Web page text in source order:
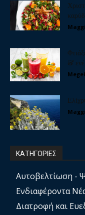
&
ΚΑΤΗΓΟΡΙΕΣ
Αυτοβελτίωση -
Ενδιαφέροντα
Διατροφή και